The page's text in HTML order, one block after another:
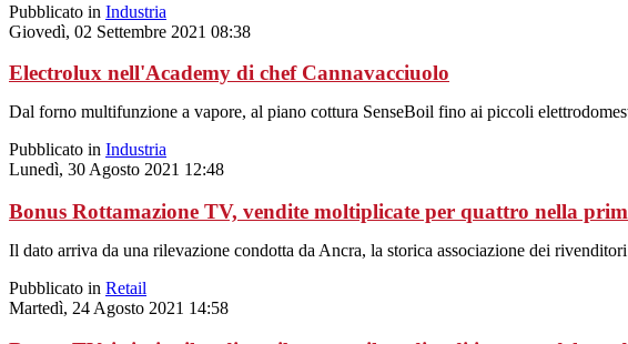
Pubblicato in Industria
Giovedì, 02 Settembre 2021 08:38
Electrolux nell'Academy di chef Cannavacciuolo
Dal forno multifunzione a vapore, al piano cottura SenseBoil fino ai piccoli
Pubblicato in Industria
Lunedì, 30 Agosto 2021 12:48
Bonus Rottamazione TV, vendite moltiplicate per quattro nella
Il dato arriva da una rilevazione condotta da Ancra, la storica associazione dei
Pubblicato in Retail
Martedì, 24 Agosto 2021 14:58